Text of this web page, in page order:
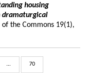
housing
dramaturgical
the Commons 19(1),
... 70